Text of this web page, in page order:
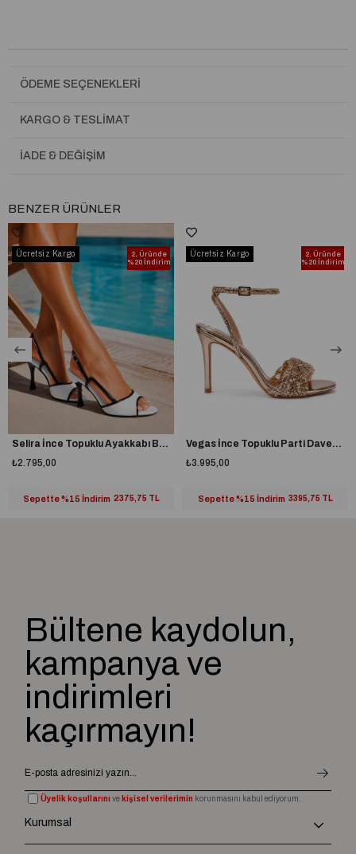
ÖDEME SEÇENEKLERI
KARGO & TESLIMAT
İADE & DEĞIŞIM
BENZER ÜRÜNLER
2. Üründe
%20 İndirim
Selira İnce Topuklu Ayakkabı Beyaz
₺2.795,00
Sepette %15 İndirim 2375,75 TL
Ücretsiz Kargo
2. Üründe
%20 İndirim
Vegas İnce Topuklu Parti Davet Ayakkabısı Gold
₺3.995,00
Sepette %15 İndirim 3395,75 TL
Ücretsiz Kargo
Bültene kaydolun,
kampanya ve
indirimleri
kaçırmayın!
Üyelik koşullarını ve kişisel verilerimin korunmasını kabul ediyorum.
Kurumsal